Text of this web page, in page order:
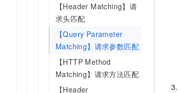
【Header Matching】请
求头匹配
【Query Parameter
Matching】请求参数匹配
【HTTP Method
Matching】请求方法匹配
【Header